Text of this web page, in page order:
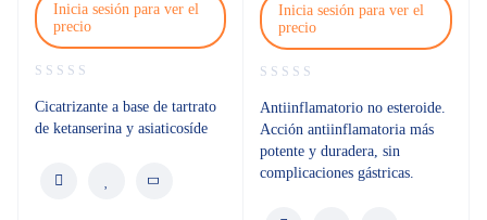
Inicia sesión para ver el
precio
Cicatrizante a base de tartrato
de ketanserina y asiaticosíde
Inicia sesión para ver el
precio
Antiinflamatorio no esteroide.
Acción antiinflamatoria más
potente y duradera, sin
complicaciones gástricas.